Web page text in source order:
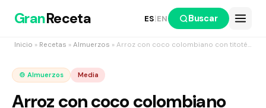
GranReceta ES|EN Buscar
Inicio » Recetas » Almuerzos » Arroz con coco colombiano con titoté: receta costeña paso a paso
🍲 Almuerzos Media
Arroz con coco colombiano